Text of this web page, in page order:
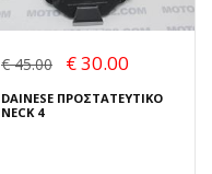
€ 45.00 € 30.00
DAINESE ΠΡΟΣΤΑΤΕΥΤΙΚΟ
NECK 4